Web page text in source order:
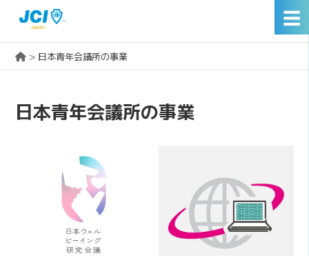
☰
> 日本青年会議所の事業
日本青年会議所の事業